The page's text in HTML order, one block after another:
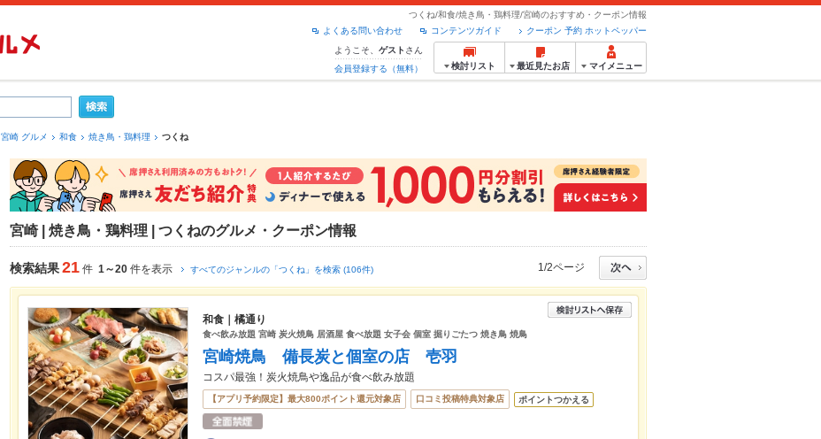
つくね/和食/焼き鳥・鶏料理/宮崎のおすすめ・クーポン情報
クーポン 予約 ホットペッパー
コンテンツガイド
よくある問い合わせ
ようこそ、 ゲスト さん
会員登録する（無料）
検討リスト 最近見たお店 マイメニュー
宮崎 グルメ 和食 焼き鳥・鶏料理 つくね
宮崎 | 焼き鳥・鶏料理 | つくねのグルメ・クーポン情報
検索結果21 件 1～20 件を表示 すべてのジャンルの「つくね」を検索 (106件) 1/2ページ
和食｜橘通り
食べ飲み放題 宮崎 炭火焼鳥 居酒屋 食べ放題 女子会 個室 掘りごたつ 焼き鳥 焼鳥
宮崎焼鳥 備長炭と個室の店 壱羽
コスパ最強！炭火焼鳥や逸品が食べ飲み放題
【アプリ予約限定】最大800ポイント還元対象店 口コミ投稿特典対象店 ポイントつかえる